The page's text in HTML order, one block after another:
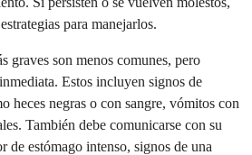
para manejarlos.
graves son menos comunes, pero
Estos incluyen signos de
heces negras o con sangre, vómitos con
También debe comunicarse con su
de estómago intenso, signos de una